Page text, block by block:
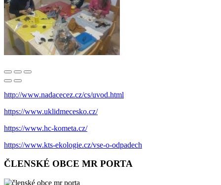
http://www.nadacecez.cz/cs/uvod.html
https://www.uklidmecesko.cz/
https://www.hc-kometa.cz/
https://www.kts-ekologie.cz/vse-o-odpadech
ČLENSKÉ OBCE MR PORTA